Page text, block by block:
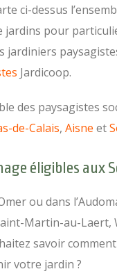
ci-dessus
jardins pour
jardiniers
Jardicoop.
des paysagistes
de-Calais, Aisne et
éligibles aux
ou dans
Martin-au-Laert,
savoir
votre jardin ?